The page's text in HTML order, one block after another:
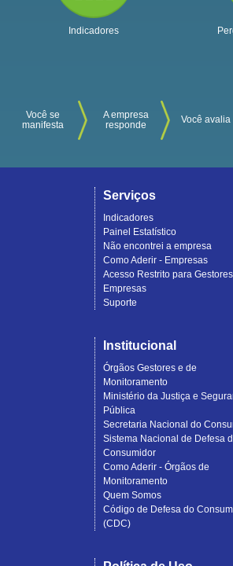
Indicadores
Você se
manifesta
A empresa
responde
Você avalia
Serviços
Indicadores
Painel Estatístico
Não encontrei a empresa
Como Aderir - Empresas
Acesso Restrito para
Empresas
Suporte
Institucional
Órgãos Gestores e de
Monitoramento
Ministério da Justiça e
Pública
Secretaria Nacional do
Sistema Nacional de Defesa
Consumidor
Como Aderir - Órgãos de
Monitoramento
Quem Somos
Código de Defesa do
(CDC)